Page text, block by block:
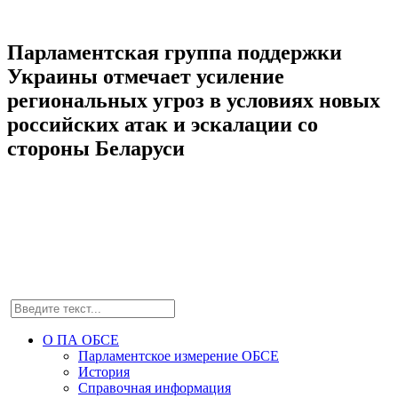
Парламентская группа поддержки
Украины отмечает усиление
региональных угроз в условиях новых
российских атак и эскалации со
стороны Беларуси
О ПА ОБСЕ
Парламентское измерение ОБСЕ
История
Справочная информация